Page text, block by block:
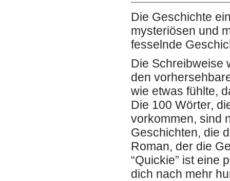
Die Geschichte
mysteriösen und
fesselnde
Die Schreibweise
den
wie etwas fühlte,
Die 100 Wörter,
vorkommen, sind
Geschichten, die
Roman, der die
“Quickie” ist eine
dich nach mehr